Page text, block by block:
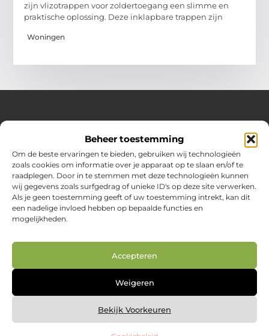
Beheer toestemming
Om de beste ervaringen te bieden, gebruiken wij technologieën
zoals cookies om informatie over je apparaat op te slaan en/of te
raadplegen. Door in te stemmen met deze technologieën kunnen
wij gegevens zoals surfgedrag of unieke ID's op deze site verwerken.
Als je geen toestemming geeft of uw toestemming intrekt, kan dit
een nadelige invloed hebben op bepaalde functies en
mogelijkheden.
Accepteren
Weigeren
Bekijk Voorkeuren
zijn vlizotrappen voor zoldertoegang een slimme en
praktische oplossing. Deze inklapbare trappen zijn
Woningen
Over Huizenplan
Jouw gids voor wooninspiratie en praktische tips
Ontdek een uitgebreide verzameling blogs en artikelen
boordevol handige adviezen en verrassende inzichten om
jouw woondromen te realiseren. Van interieurideeën tot
slimme bespaartips – haal het beste uit jouw huis en
leefomgeving!